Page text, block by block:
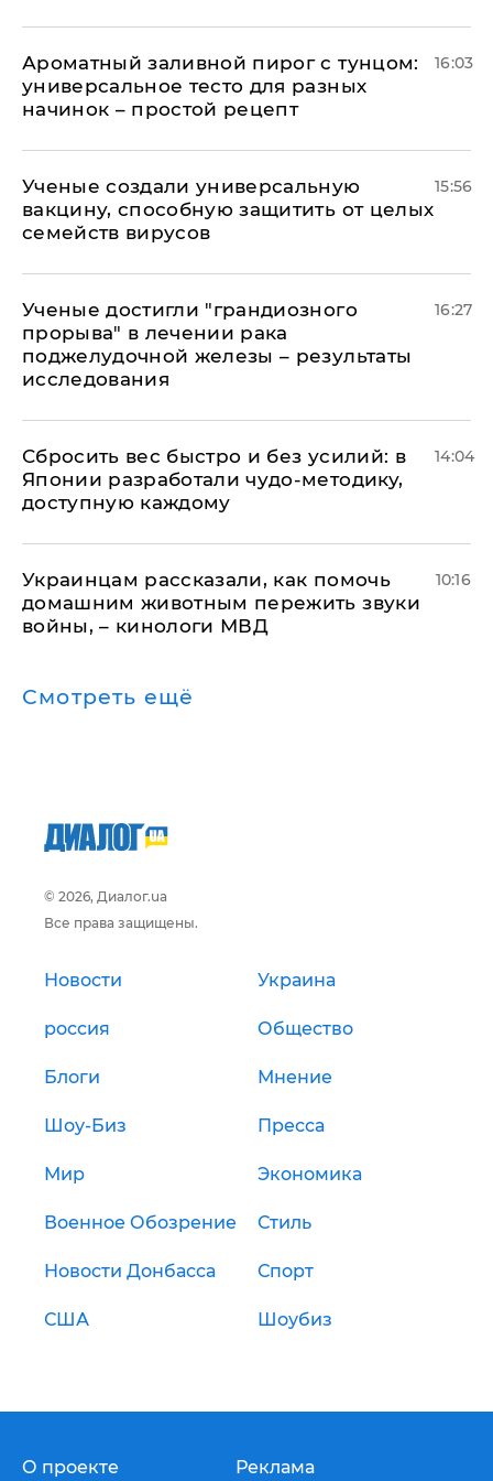
Ароматный заливной пирог с тунцом:
универсальное тесто для разных
начинок – простой рецепт
16:03
Ученые создали универсальную
вакцину, способную защитить от целых
семейств вирусов
15:56
Ученые достигли "грандиозного
прорыва" в лечении рака
поджелудочной железы – результаты
исследования
16:27
Сбросить вес быстро и без усилий: в
Японии разработали чудо-методику,
доступную каждому
14:04
Украинцам рассказали, как помочь
домашним животным пережить звуки
войны, – кинологи МВД
10:16
Смотреть ещё
© 2026, Диалог.ua
Все права защищены.
Новости Украина
россия Общество
Блоги Мнение
Шоу-Биз Пресса
Мир Экономика
Военное Обозрение Стиль
Новости Донбасса Спорт
США Шоубиз
О проекте Реклама